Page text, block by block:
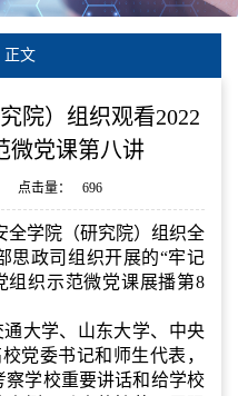
正文
院）组织观看2022
微党课第八讲
点击量： 696
全学院（研究院）组织全
思政司组织开展的“牢记
组织示范微党课展播第8
大学、山东大学、中央
党委书记和师生代表，
察学校重要讲话和给学校